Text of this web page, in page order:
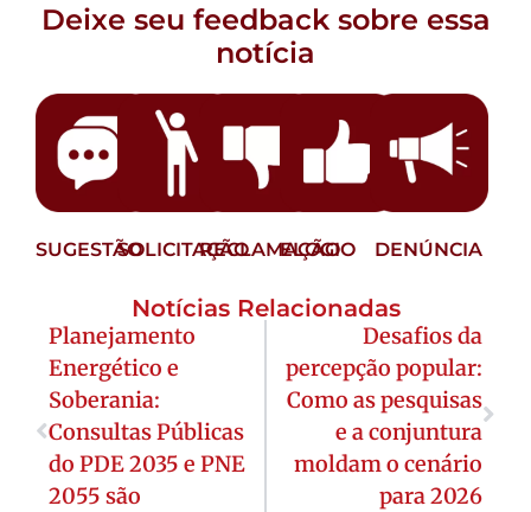
Deixe seu feedback sobre essa
notícia
SUGESTÃOSOLICITAÇÃORECLAMAÇÃO
ELOGIO DENÚNCIA
Notícias Relacionadas
Planejamento
Energético e
Soberania:
Consultas Públicas
do PDE 2035 e PNE
2055 são
Desafios da
percepção popular:
Como as pesquisas
e a conjuntura
moldam o cenário
para 2026